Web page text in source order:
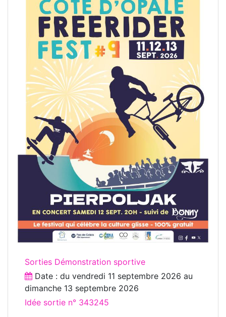
Sorties Démonstration sportive
Date : du vendredi 11 septembre 2026 au
dimanche 13 septembre 2026
Idée sortie n° 343245